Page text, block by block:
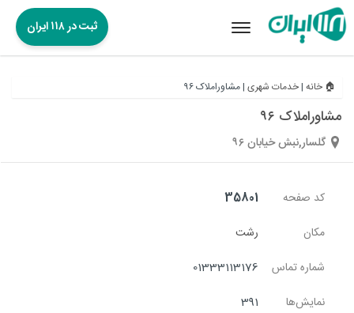
Toggle
ثبت در ۱۱۸ ایران
🏠 خانه |خدمات شهری |مشاوراملاک ۹۶
مشاوراملاک ۹۶
گلسار,نبش خیابان ۹۶
کد صفحه
35801
مکان
رشت
شماره تماس
01333113176
نمایش‌ها
391